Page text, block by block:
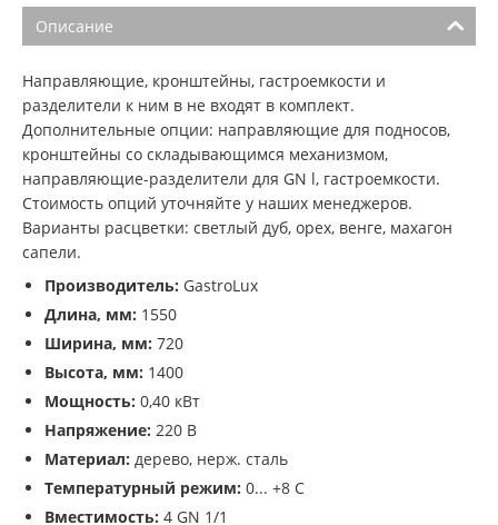
Описание
Направляющие, кронштейны, гастроемкости и
разделители к ним в не входят в комплект.
Дополнительные опции: направляющие для подносов,
кронштейны со складывающимся механизмом,
направляющие-разделители для GN l, гастроемкости.
Стоимость опций уточняйте у наших менеджеров.
Варианты расцветки: светлый дуб, орех, венге, махагон
сапели.
Производитель: GastroLux
Длина, мм: 1550
Ширина, мм: 720
Высота, мм: 1400
Мощность: 0,40 кВт
Напряжение: 220 В
Материал: дерево, нерж. сталь
Температурный режим: 0... +8 С
Вместимость: 4 GN 1/1